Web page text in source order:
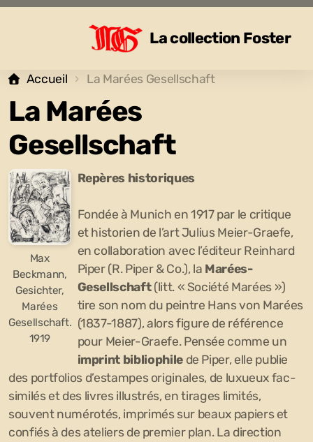
La collection Foster
Accueil La Marées Gesellschaft
La Marées
Gesellschaft
Max
Beckmann,
Gesichter,
Marées
Gesellschaft.
1919
Repères historiques
Fondée à Munich en 1917 par le critique
et historien de l’art Julius Meier-Graefe,
en collaboration avec l’éditeur Reinhard
Piper (R. Piper & Co.), la Marées-
Gesellschaft(litt. « Société Marées »)
tire son nom du peintre Hans von Marées
(1837-1887), alors figure de référence
pour Meier-Graefe. Pensée comme un
imprint bibliophilede Piper, elle publie
des portfolios d’estampes originales, de luxueux fac-
similés et des livres illustrés, en tirages limités,
souvent numérotés, imprimés sur beaux papiers et
confiés à des ateliers de premier plan. La direction
Brian Foster
Articles
Julius Meier-Graefe
Ganymed